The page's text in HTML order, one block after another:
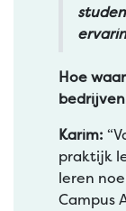
Hoe
Karim:
praktijk
leren
Campus